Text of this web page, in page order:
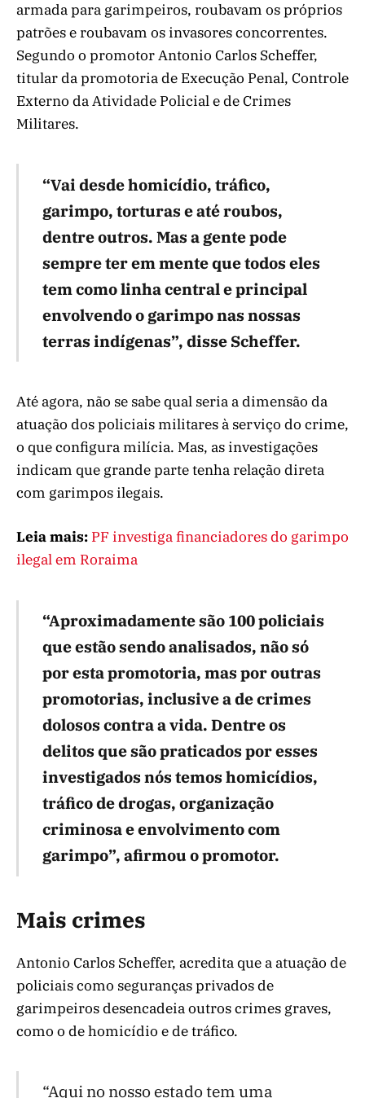
armada para garimpeiros, roubavam os próprios
patrões e roubavam os invasores concorrentes.
Segundo o promotor Antonio Carlos Scheffer,
titular da promotoria de Execução Penal, Controle
Externo da Atividade Policial e de Crimes
Militares.
“Vai desde homicídio, tráfico,
garimpo, torturas e até roubos,
dentre outros. Mas a gente pode
sempre ter em mente que todos eles
tem como linha central e principal
envolvendo o garimpo nas nossas
terras indígenas”, disse Scheffer.
Até agora, não se sabe qual seria a dimensão da
atuação dos policiais militares à serviço do crime,
o que configura milícia. Mas, as investigações
indicam que grande parte tenha relação direta
com garimpos ilegais.
Leia mais: PF investiga financiadores do garimpo
ilegal em Roraima
“Aproximadamente são 100 policiais
que estão sendo analisados, não só
por esta promotoria, mas por outras
promotorias, inclusive a de crimes
dolosos contra a vida. Dentre os
delitos que são praticados por esses
investigados nós temos homicídios,
tráfico de drogas, organização
criminosa e envolvimento com
garimpo”, afirmou o promotor.
Mais crimes
Antonio Carlos Scheffer, acredita que a atuação de
policiais como seguranças privados de
garimpeiros desencadeia outros crimes graves,
como o de homicídio e de tráfico.
“Aqui no nosso estado tem uma